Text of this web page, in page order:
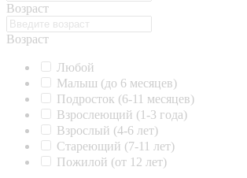
Возраст
Возраст
Любой
Малыш (до 6 месяцев)
Подросток (6-11 месяцев)
Взрослеющий (1-3 года)
Взрослый (4-6 лет)
Стареющий (7-11 лет)
Пожилой (от 12 лет)